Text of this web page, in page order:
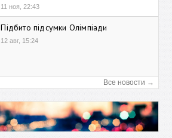
11 ноя, 22:43
Підбито підсумки Олімпіади
12 авг, 15:24
Все новости →